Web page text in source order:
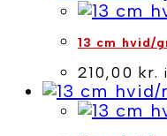
13 cm hvid/
210,00 kr.